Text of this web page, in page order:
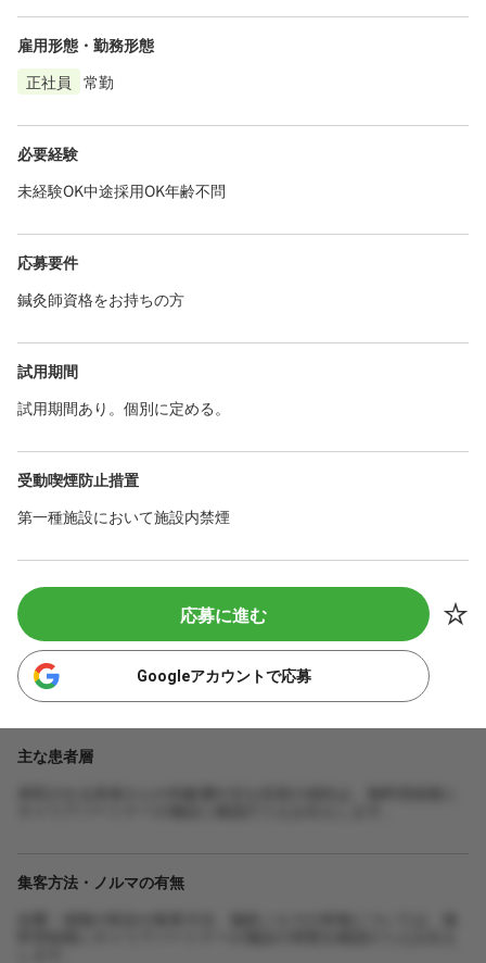
雇用形態・勤務形態
正社員
常勤
必要経験
未経験OK中途採用OK年齢不問
応募要件
鍼灸師資格をお持ちの方
試用期間
試用期間あり。個別に定める。
受動喫煙防止措置
第一種施設において施設内禁煙
応募に進む
Googleアカウントで応募
主な患者層
集客方法・ノルマの有無